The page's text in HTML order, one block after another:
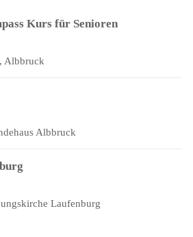
Kurs für Senioren
Albbruck
Albbruck
Laufenburg